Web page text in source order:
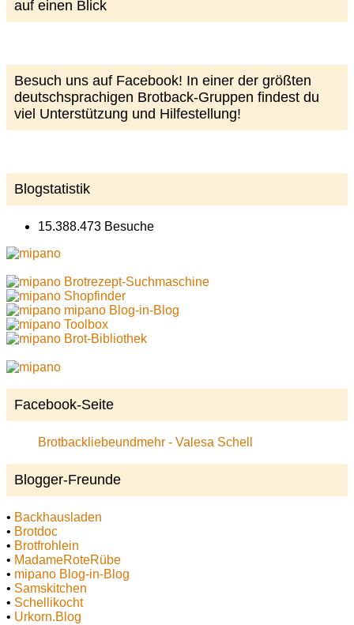
auf einen Blick
Besuch uns auf Facebook! In einer der größten
deutschsprachigen Brotback-Gruppen findest du
viel Unterstützung und Hilfestellung!
Blogstatistik
15.388.473 Besuche
Brotrezept-Suchmaschine
Shopfinder
mipano Blog-in-Blog
Toolbox
Brot-Bibliothek
Facebook-Seite
Brotbackliebeundmehr - Valesa Schell
Blogger-Freunde
• Backhausladen
• Brotdoc
• Brotfrohlein
• MadameRoteRübe
• mipano Blog-in-Blog
• Samskitchen
• Schellikocht
• Urkorn.Blog